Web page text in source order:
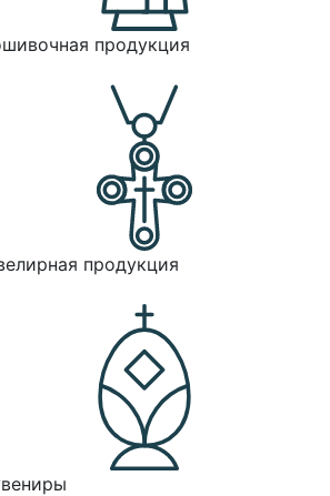
продукция
продукция